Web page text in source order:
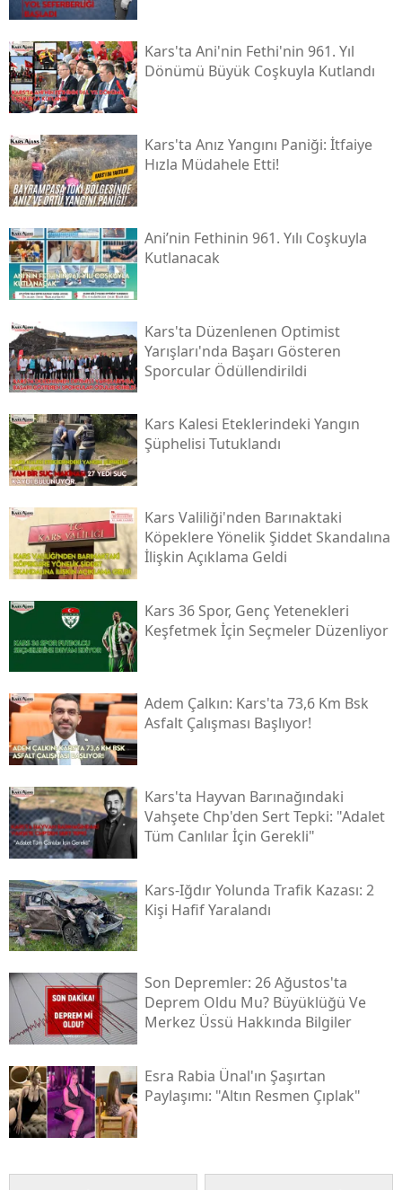
Manisa
Mardin
Nevşehir
Ordu
Rize
Samsun
Sivas
Tokat
Şanlıurfa
Van
Yozgat
Karaman
Kırıkkale
Şırnak
Kars'ta Ani'nin Fethi'nin 961. Yıl
Dönümü Büyük Coşkuyla Kutlandı
Kars'ta Anız Yangını Paniği: İtfaiye
Hızla Müdahele Etti!
Ani’nin Fethinin 961. Yılı Coşkuyla
Kutlanacak
Kars'ta Düzenlenen Optimist
Yarışları'nda Başarı Gösteren
Sporcular Ödüllendirildi
Kars Kalesi Eteklerindeki Yangın
Şüphelisi Tutuklandı
Kars Valiliği'nden Barınaktaki
Köpeklere Yönelik Şiddet Skandalına
İlişkin Açıklama Geldi
Kars 36 Spor, Genç Yetenekleri
Keşfetmek İçin Seçmeler Düzenliyor
Adem Çalkın: Kars'ta 73,6 Km Bsk
Asfalt Çalışması Başlıyor!
Kars'ta Hayvan Barınağındaki
Vahşete Chp'den Sert Tepki: "adalet
Tüm Canlılar İçin Gerekli"
Kars-Iğdır Yolunda Trafik Kazası: 2
Kişi Hafif Yaralandı
Son Depremler: 26 Ağustos'ta
Deprem Oldu Mu? Büyüklüğü Ve
Merkez Üssü Hakkında Bilgiler
Esra Rabia Ünal'ın Şaşırtan
Paylaşımı: "altın Resmen Çıplak"